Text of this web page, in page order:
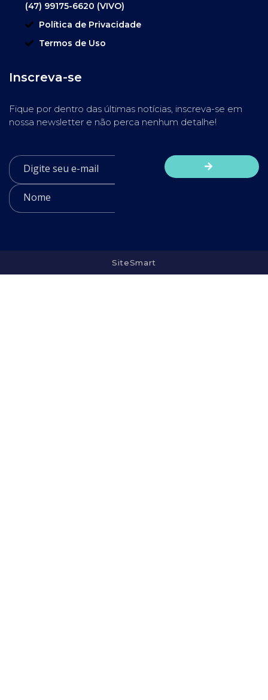
(47) 99175-6620 (VIVO)
Política de Privacidade
Termos de Uso
Inscreva-se
Fique por dentro das últimas notícias, inscreva-se em
nossa newsletter e não perca nenhum detalhe!
SiteSmart